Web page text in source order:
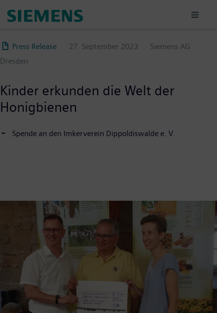
zum
Press Release
27. September 2023
Siemens AG
Dresden
Kinder erkunden die Welt der
Honigbienen
Spende an den Imkerverein Dippoldiswalde e. V.